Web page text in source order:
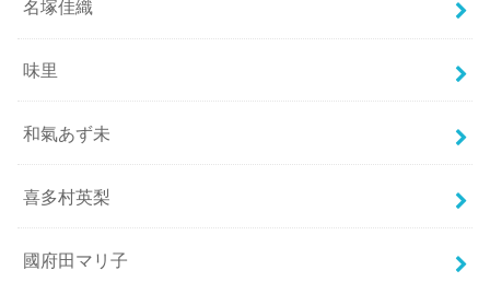
名塚佳織
味里
和氣あず未
喜多村英梨
國府田マリ子